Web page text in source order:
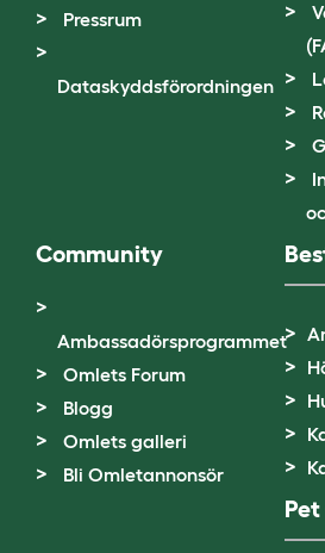
Pressrum
Dataskyddsförordningen
Community
Ambassadörsprogrammet
Omlets Forum
Blogg
Omlets galleri
Bli Omletannonsör